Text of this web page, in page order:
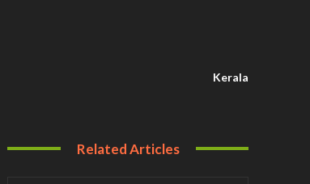
Kerala
Related Articles